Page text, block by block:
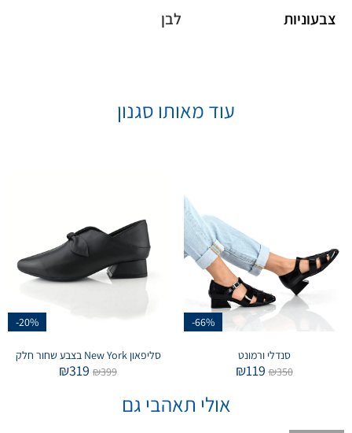
צבעוניות
לבן
עוד מאותו סגנון
-66%
סנדלי ורמונט
₪350
₪119
-20%
סליפאון New York בצבע שחור חלק
₪399
₪319
אולי תאהבי גם